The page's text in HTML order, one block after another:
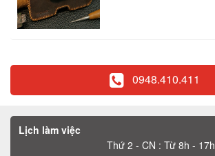
0948.410.411
Lịch làm việc
Thứ 2 - CN : Từ 8h - 17h